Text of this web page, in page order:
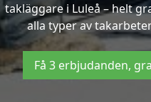
takläggare i Luleå – helt
alla typer av
Få 3 erbjudanden,